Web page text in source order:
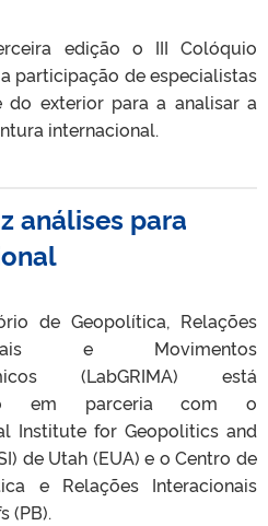
edição o III Colóquio
participação de especialistas
do exterior para a analisar a
internacional.
análises para
de Geopolítica, Relações
e Movimentos
(LabGRIMA) está
em parceria com o
Institute for Geopolitics and
de Utah (EUA) e o Centro de
e Relações Interacionais
(PB).